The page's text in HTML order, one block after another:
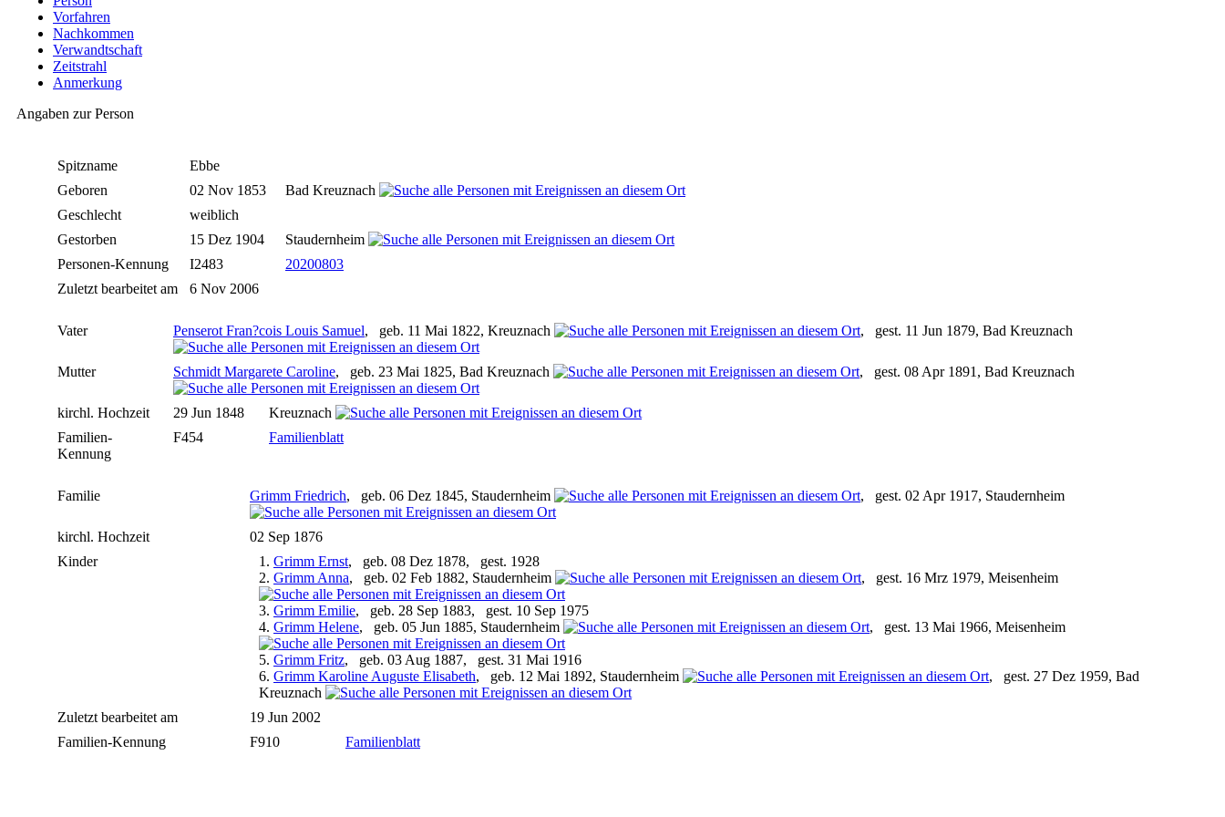
Vorfahren
Nachkommen
Verwandtschaft
Zeitstrahl
Anmerkung
Angaben zur Person
Spitzname
Ebbe
Geboren
02 Nov 1853
Bad Kreuznach
Geschlecht
weiblich
Gestorben
15 Dez 1904
Staudernheim
Personen-Kennung
I2483
20200803
Zuletzt bearbeitet am
6 Nov 2006
Vater Penserot Fran?cois Louis Samuel, geb. 11 Mai 1822, Kreuznach , gest. 11 Jun 1879, Bad Kreuznach
Mutter Schmidt Margarete Caroline, geb. 23 Mai 1825, Bad Kreuznach , gest. 08 Apr 1891, Bad Kreuznach
kirchl. Hochzeit 29 Jun 1848
Kreuznach
Familien-
Kennung
F454 Familienblatt
Familie Grimm Friedrich, geb. 06 Dez 1845, Staudernheim , gest. 02 Apr 1917, Staudernheim
kirchl. Hochzeit
02 Sep 1876
Kinder
1. Grimm Ernst, geb. 08 Dez 1878, gest. 1928
2. Grimm Anna, geb. 02 Feb 1882, Staudernheim , gest. 16 Mrz 1979, Meisenheim
3. Grimm Emilie, geb. 28 Sep 1883, gest. 10 Sep 1975
4. Grimm Helene, geb. 05 Jun 1885, Staudernheim , gest. 13 Mai 1966, Meisenheim
5. Grimm Fritz, geb. 03 Aug 1887, gest. 31 Mai 1916
6. Grimm Karoline Auguste Elisabeth, geb. 12 Mai 1892, Staudernheim
, gest. 27 Dez 1959, Bad
Kreuznach
Zuletzt bearbeitet am
19 Jun 2002
Familien-Kennung
F910 Familienblatt